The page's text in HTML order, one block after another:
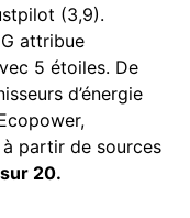
(3,9).
attribue
5 étoiles. De
d’énergie
à partir de sources
20.